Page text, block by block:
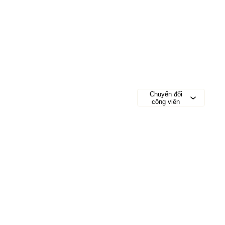
Chuyển đổi
công viên